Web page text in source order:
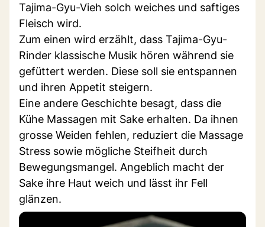
Tajima-Gyu-Vieh solch weiches und saftiges
Fleisch wird.
Zum einen wird erzählt, dass Tajima-Gyu-
Rinder klassische Musik hören während sie
gefüttert werden. Diese soll sie entspannen
und ihren Appetit steigern.
Eine andere Geschichte besagt, dass die
Kühe Massagen mit Sake erhalten. Da ihnen
grosse Weiden fehlen, reduziert die Massage
Stress sowie mögliche Steifheit durch
Bewegungsmangel. Angeblich macht der
Sake ihre Haut weich und lässt ihr Fell
glänzen.